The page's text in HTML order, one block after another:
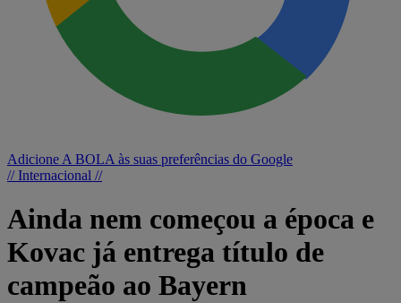
Adicione A BOLA às suas preferências do Google
// Internacional //
Ainda nem começou a época e
Kovac já entrega título de
campeão ao Bayern